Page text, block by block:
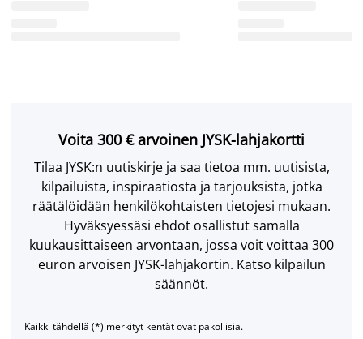
Voita 300 € arvoinen JYSK-lahjakortti
Tilaa JYSK:n uutiskirje ja saa tietoa mm. uutisista,
kilpailuista, inspiraatiosta ja tarjouksista, jotka
räätälöidään henkilökohtaisten tietojesi mukaan.
Hyväksyessäsi ehdot osallistut samalla
kuukausittaiseen arvontaan, jossa voit voittaa 300
euron arvoisen JYSK-lahjakortin. Katso kilpailun
säännöt.
Kaikki tähdellä (*) merkityt kentät ovat pakollisia.